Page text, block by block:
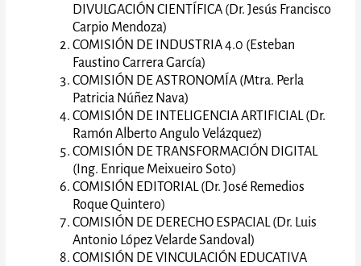
DIVULGACIÓN CIENTÍFICA (Dr. Jesús Francisco
Carpio Mendoza)
COMISIÓN DE INDUSTRIA 4.0 (Esteban
Faustino Carrera García)
COMISIÓN DE ASTRONOMÍA (Mtra. Perla
Patricia Núñez Nava)
COMISIÓN DE INTELIGENCIA ARTIFICIAL (Dr.
Ramón Alberto Angulo Velázquez)
COMISIÓN DE TRANSFORMACIÓN DIGITAL
(Ing. Enrique Meixueiro Soto)
COMISIÓN EDITORIAL (Dr. José Remedios
Roque Quintero)
COMISIÓN DE DERECHO ESPACIAL (Dr. Luis
Antonio López Velarde Sandoval)
COMISIÓN DE VINCULACIÓN EDUCATIVA